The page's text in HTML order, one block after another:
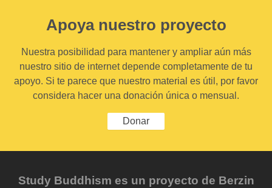
Apoya nuestro proyecto
Nuestra posibilidad para mantener y ampliar aún más
nuestro sitio de internet depende completamente de tu
apoyo. Si te parece que nuestro material es útil, por favor
considera hacer una donación única o mensual.
Donar
Study Buddhism es un proyecto de Berzin